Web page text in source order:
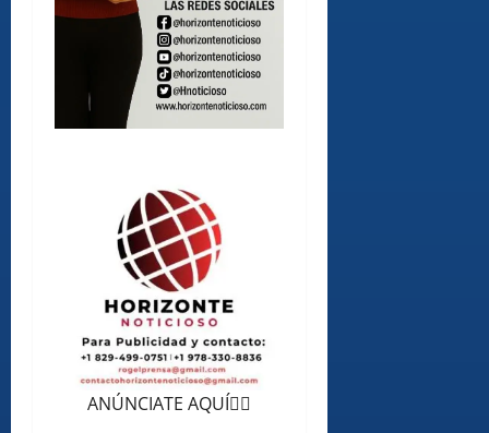
ANÚNCIATE AQUÍ👆🏻